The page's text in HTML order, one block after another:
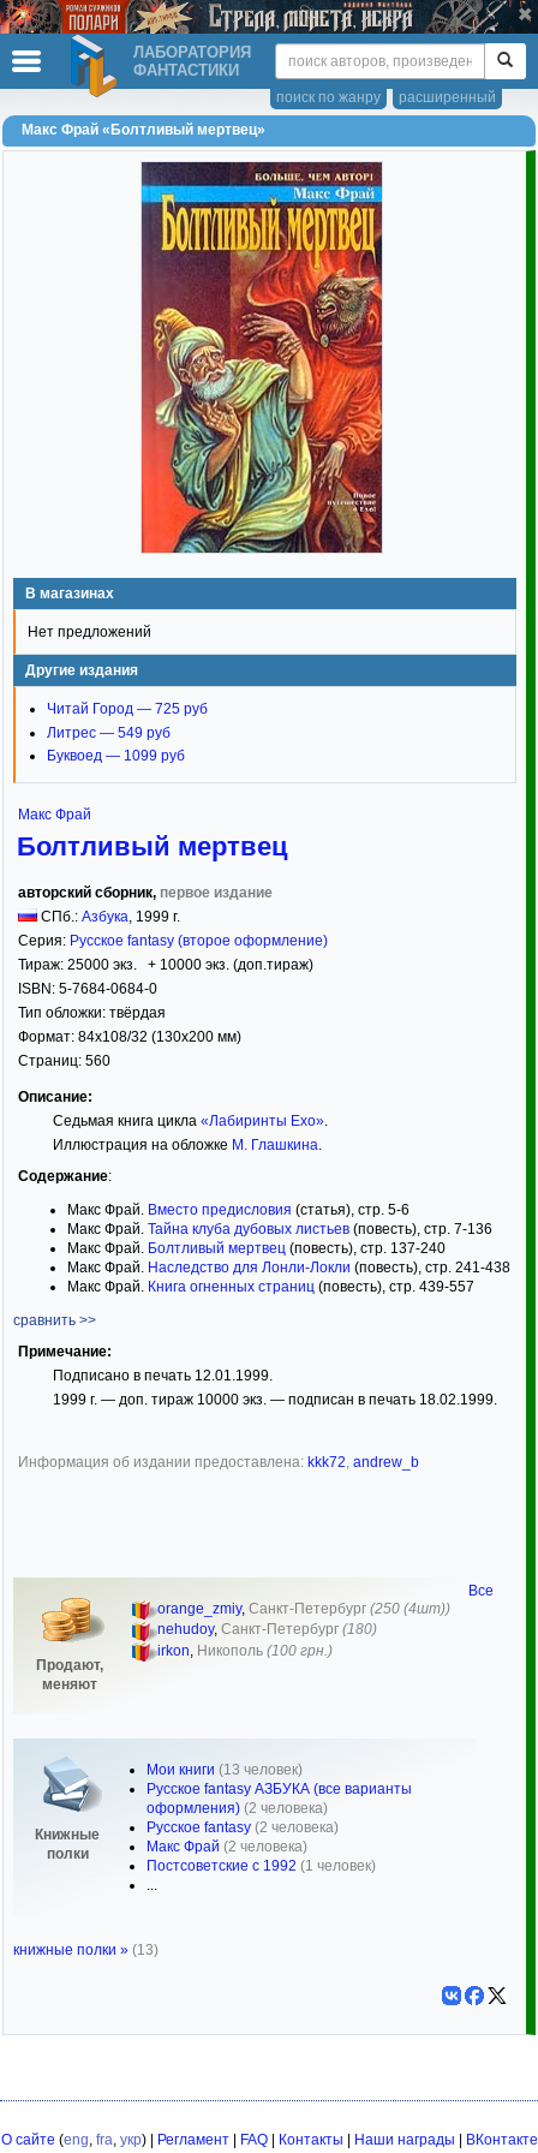
ЛАБОРАТОРИЯ
ФАНТАСТИКИ
расширенный
поиск по жанру
Макс Фрай «Болтливый мертвец»
В магазинах
Нет предложений
Другие издания
Читай Город — 725 руб
Литрес — 549 руб
Буквоед — 1099 руб
Макс Фрай
Болтливый мертвец
авторский сборник, первое издание
СПб.: Азбука 1999 г.
Серия: Русское fantasy (второе оформление)
Тираж: 25000 экз. + 10000 экз. (доп.тираж)
ISBN: 5-7684-0684-0
Тип обложки: твёрдая
Формат: 84x108/32 (130x200 мм)
Страниц: 560
Описание:
Седьмая книга цикла «Лабиринты Ехо».
Иллюстрация на обложке М. Глашкина
Содержание:
Макс Фрай. Вместо предисловия (статья), стр. 5-6
Макс Фрай. Тайна клуба дубовых листьев (повесть), стр. 7-136
Макс Фрай. Болтливый мертвец (повесть), стр. 137-240
Макс Фрай. Наследство для Лонли-Локли (повесть), стр. 241-438
Макс Фрай. Книга огненных страниц (повесть), стр. 439-557
сравнить >>
Примечание:
Подписано в печать 12.01.1999.
1999 г. — доп. тираж 10000 экз. — подписан в печать 18.02.1999.
Информация об издании предоставлена: kkk72 andrew_b
Продают,
меняют
orange_zmiy, Санкт-Петербург (250 (4шт))
nehudoy, Санкт-Петербург (180)
irkon Никополь (100 грн.)
Книжные
полки
Мои книги (13 человек)
Русское fantasy АЗБУКА (все варианты
оформления) (2 человека)
Русское fantasy (2 человека)
Макс Фрай (2 человека)
Постсоветские с 1992 (1 человек)
...
Все
книжные полки » (13)
О сайте (eng, fra, укр) | Регламент| FAQ| Контакты Наши награды ВКонтакте